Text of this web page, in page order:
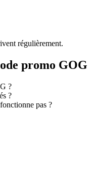
régulièrement.
promo GOG
?
?
pas ?